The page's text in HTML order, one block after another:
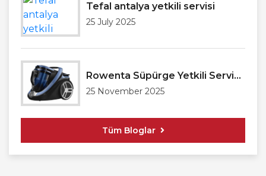
Tefal antalya yetkili servisi
25 July 2025
Rowenta Süpürge Yetkili Servisi Antalya
25 November 2025
Tüm Bloglar